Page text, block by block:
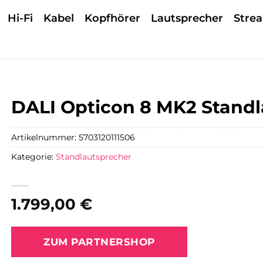
Hi-Fi Kabel Kopfhörer Lautsprecher
DALI Opticon 8 MK2
1.799,00 €
ZUM PARTNERSHOP
Artikelnummer: 5703120111506
Kategorie: Standlautsprecher